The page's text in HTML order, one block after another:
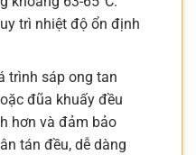
trì nhiệt độ ổn định
trình sáp ong tan
đũa khuấy đều
hơn và đảm bảo
tán đều, dễ dàng